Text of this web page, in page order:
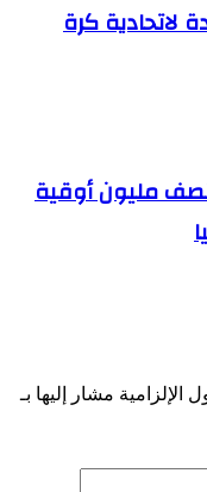
لاتحادية كرة
نصف مليون أوقية
الإلزامية مشار إليها بـ